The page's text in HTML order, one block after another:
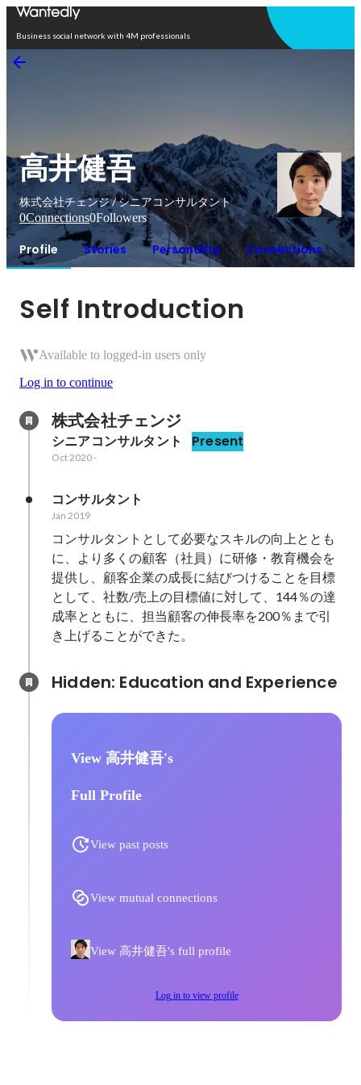
Business social network with 4M professionals
高井健吾
株式会社チェンジ / シニアコンサルタント
0Connections0Followers
Profile Stories Personality Connections
Self Introduction
Available to logged-in users only
Log in to continue
株式会社チェンジ
シニアコンサルタント Present
Oct 2020-
コンサルタント
Jan 2019
コンサルタントとして必要なスキルの向上ととも
に、より多くの顧客（社員）に研修・教育機会を
提供し、顧客企業の成長に結びつけることを目標
として、社数/売上の目標値に対して、144％の達
成率とともに、担当顧客の伸長率を200％まで引
き上げることができた。
View 高井健吾's
Full Profile
View past posts
View mutual connections
View 高井健吾's full profile
Log in to view profile